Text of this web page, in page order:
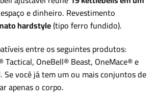
e dinheiro. Revestimento
hardstyle(tipo ferro fundido).
entre os seguintes produtos:
Tactical, OneBell® Beast, OneMace® e
Se você já tem um ou mais conjuntos de
apenas o corpo.